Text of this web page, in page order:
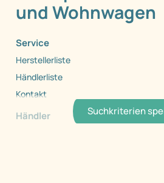
Suchkriterien
und Wohnwagen
Service
Herstellerliste
Händlerliste
Kontakt
Händler